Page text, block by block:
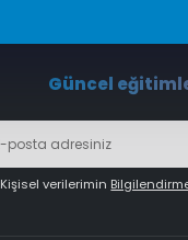
Güncel
Kişisel verilerimin